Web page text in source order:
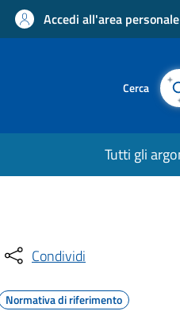
Accedi all'area personale
Cerca
Tutti gli
Condividi
Normativa di riferimento